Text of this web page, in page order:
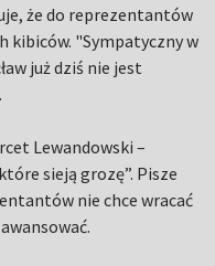
że do reprezentantów
kibiców. "Sympatyczny w
już dziś nie jest
Lewandowski –
sieją grozę”. Pisze
nie chce wracać